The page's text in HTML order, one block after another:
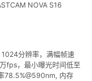
NOVA S16
分辨率，满幅帧速
fps，最小曝光时间低至
78.5%@590nm, 内存